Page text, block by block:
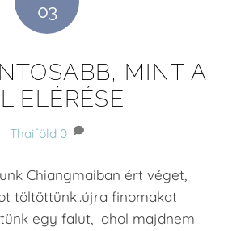
03
MINT A
ELÉRÉSE
Thaiföld 0
Chiangmaiban ért véget,
töltöttünk..újra finomakat
egy falut, ahol majdnem